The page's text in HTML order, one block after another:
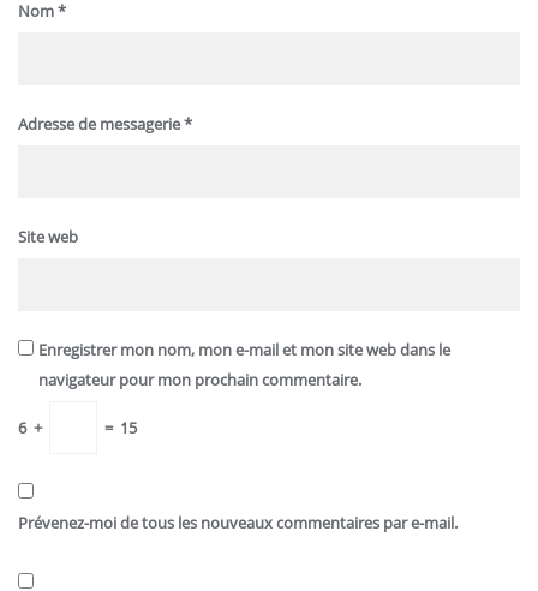
Nom*
Adresse de messagerie*
Site web
Enregistrer mon nom, mon e-mail et mon site web dans le
navigateur pour mon prochain commentaire.
6 + = 15
Prévenez-moi de tous les nouveaux commentaires par e-mail.